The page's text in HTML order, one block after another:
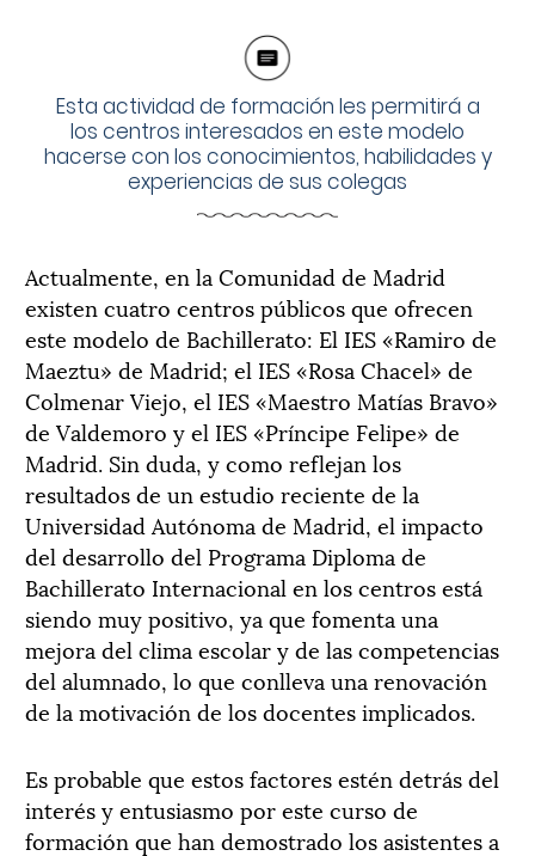
Esta actividad de formación les permitirá a
los centros interesados en este modelo
hacerse con los conocimientos, habilidades y
experiencias de sus colegas
Actualmente, en la Comunidad de Madrid
existen cuatro centros públicos que ofrecen
este modelo de Bachillerato: El IES «Ramiro de
Maeztu» de Madrid; el IES «Rosa Chacel» de
Colmenar Viejo, el IES «Maestro Matías Bravo»
de Valdemoro y el IES «Príncipe Felipe» de
Madrid. Sin duda, y como reflejan los
resultados de un estudio reciente de la
Universidad Autónoma de Madrid, el impacto
del desarrollo del Programa Diploma de
Bachillerato Internacional en los centros está
siendo muy positivo, ya que fomenta una
mejora del clima escolar y de las competencias
del alumnado, lo que conlleva una renovación
de la motivación de los docentes implicados.
Es probable que estos factores estén detrás del
interés y entusiasmo por este curso de
formación que han demostrado los asistentes a